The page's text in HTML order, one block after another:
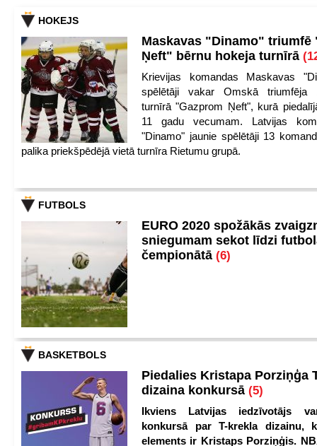
HOKEJS
Maskavas "Dinamo" triumfē
Ņeft" bērnu hokeja turnīrā
Krievijas komandas Maskavas
spēlētāji vakar Omskā triumfēja
turnīrā "Gazprom Ņeft", kurā
11 gadu vecumam. Latvijas
"Dinamo" jaunie spēlētāji 13
palika priekšpēdējā vietā turnīra Rietumu grupā.
FUTBOLS
EURO 2020 spožākās
sniegumam sekot līdzi
čempionātā (6)
BASKETBOLS
Piedalies Kristapa Porziņģa
dizaina konkursā (5)
Ikviens Latvijas iedzīvotājs
konkursā par T-krekla dizainu,
elements ir Kristaps Porziņģis.